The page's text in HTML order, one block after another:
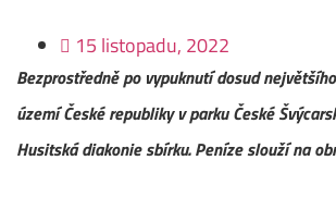
15 listopadu, 2022
Bezprostředně po vypuknutí dosud
území České republiky v parku České
Husitská diakonie sbírku. Peníze slouží na